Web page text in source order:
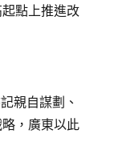
點上推進改
親自謀劃、
，廣東以此